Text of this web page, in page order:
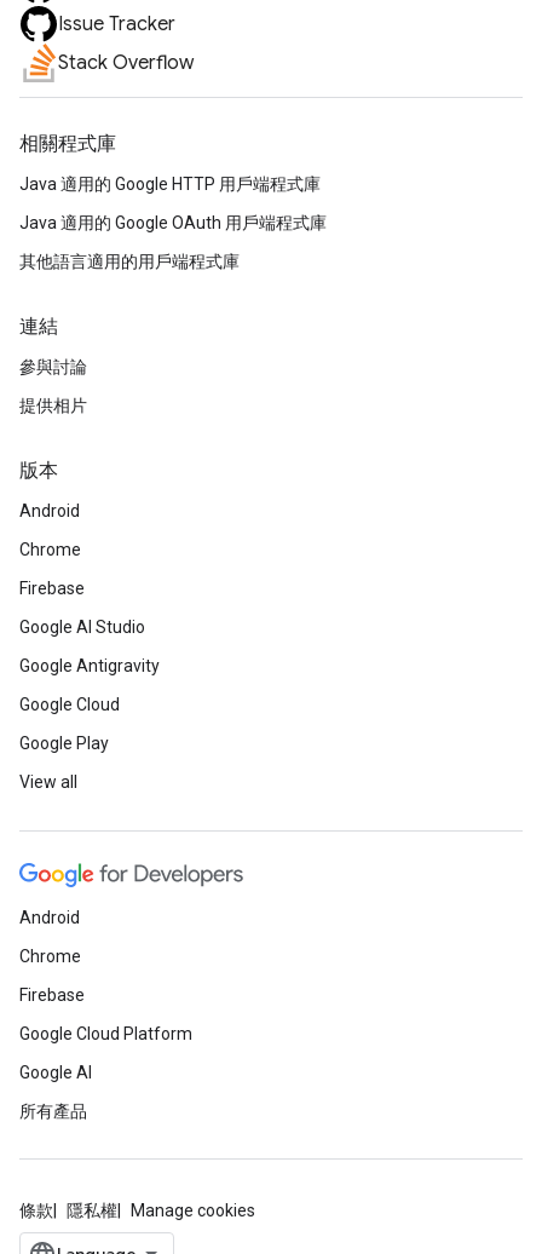
Issue Tracker
Stack Overflow
相關程式庫
Java 適用的 Google HTTP 用戶端程式庫
Java 適用的 Google OAuth 用戶端程式庫
其他語言適用的用戶端程式庫
連結
參與討論
提供相片
版本
Android
Chrome
Firebase
Google AI Studio
Google Antigravity
Google Cloud
Google Play
View all
Android
Chrome
Firebase
Google Cloud Platform
Google AI
所有產品
條款 隱私權 Manage cookies